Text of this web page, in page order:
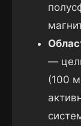
—
(100